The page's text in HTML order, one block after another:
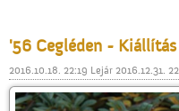
'56 Cegléden -
2016.10.18. 22:19 Lejár 2016.12.31.